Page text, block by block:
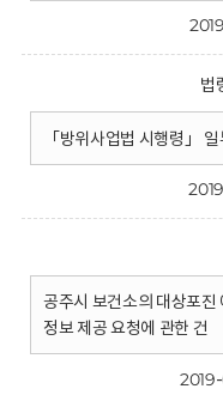
법
「방위사업법 시행령」
공주시 보건소의 대상포진
정보 제공 요청에 관한 건